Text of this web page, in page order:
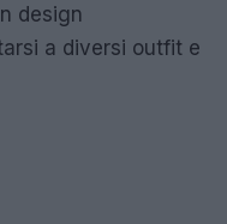
design
a diversi outfit e